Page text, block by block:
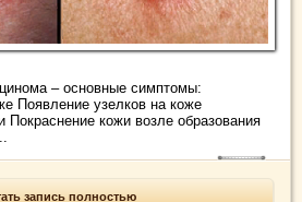
– основные симптомы:
Появление узелков на коже
Покраснение кожи возле образования
запись полностью